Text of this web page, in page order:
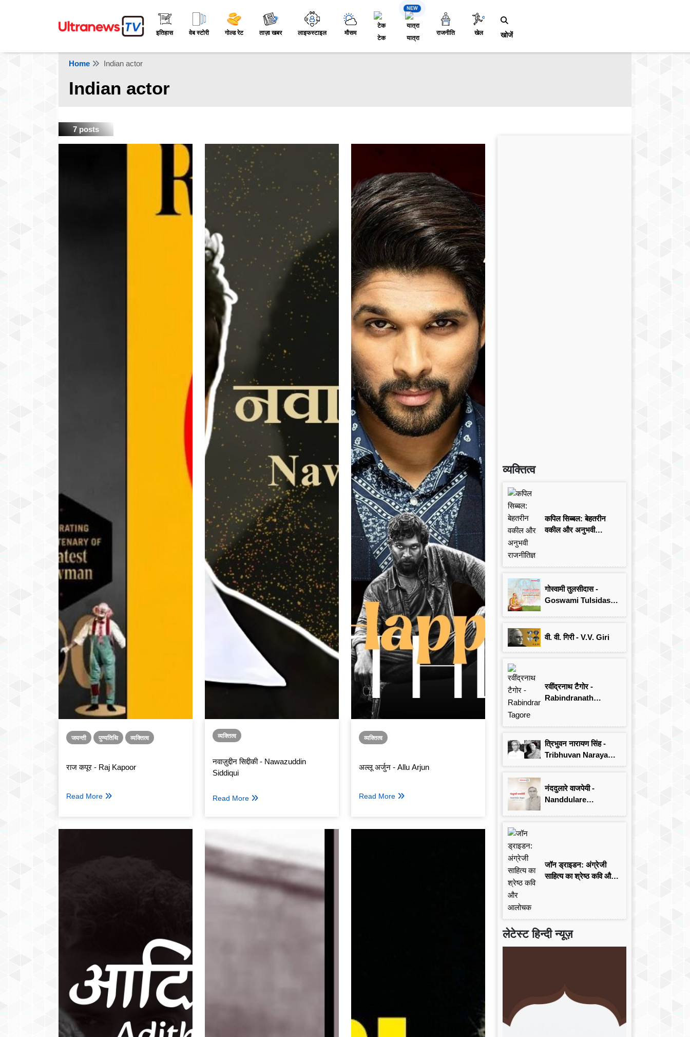
इतिहास वेब स्टोरी गोल्ड रेट ताज़ा खबर लाइफस्टाइल मौसम
टेक
NEW
यात्रा
राजनीति खेल खोजें
Home Indian actor
Indian actor
7 posts
जयन्ती पुण्यतिथि व्यक्तित्व
राज कपूर - Raj Kapoor
Read More
व्यक्तित्व
नवाज़ुद्दीन सिद्दीकी - Nawazuddin
Siddiqui
Read More
व्यक्तित्व
अल्लू अर्जुन - Allu Arjun
Read More
व्यक्तित्व
कपिल सिब्बल: बेहतरीन
वकील और अनुभवी
गोस्वामी तुलसीदास -
Goswami Tulsidas:
वी. वी. गिरी - V.V. Giri
रवींद्रनाथ टैगोर -
Rabindranath
त्रिभुवन नारायण सिंह -
Tribhuvan Narayan
Singh
नंददुलारे वाजपेयी -
Nanddulare
जॉन ड्राइडन: अंग्रेजी
साहित्य का श्रेष्ठ कवि और
लेटेस्ट हिन्दी न्यूज़